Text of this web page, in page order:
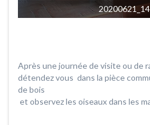
Après une journée de visite ou de
détendez vous dans la pièce
de bois
et observez les oiseaux dans les